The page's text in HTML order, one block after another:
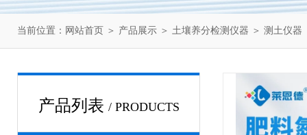
当前位置： 网站首页 ＞ 产品展示 ＞ 土壤养分检测仪器 ＞ 测土仪器
产品列表 / PRODUCTS